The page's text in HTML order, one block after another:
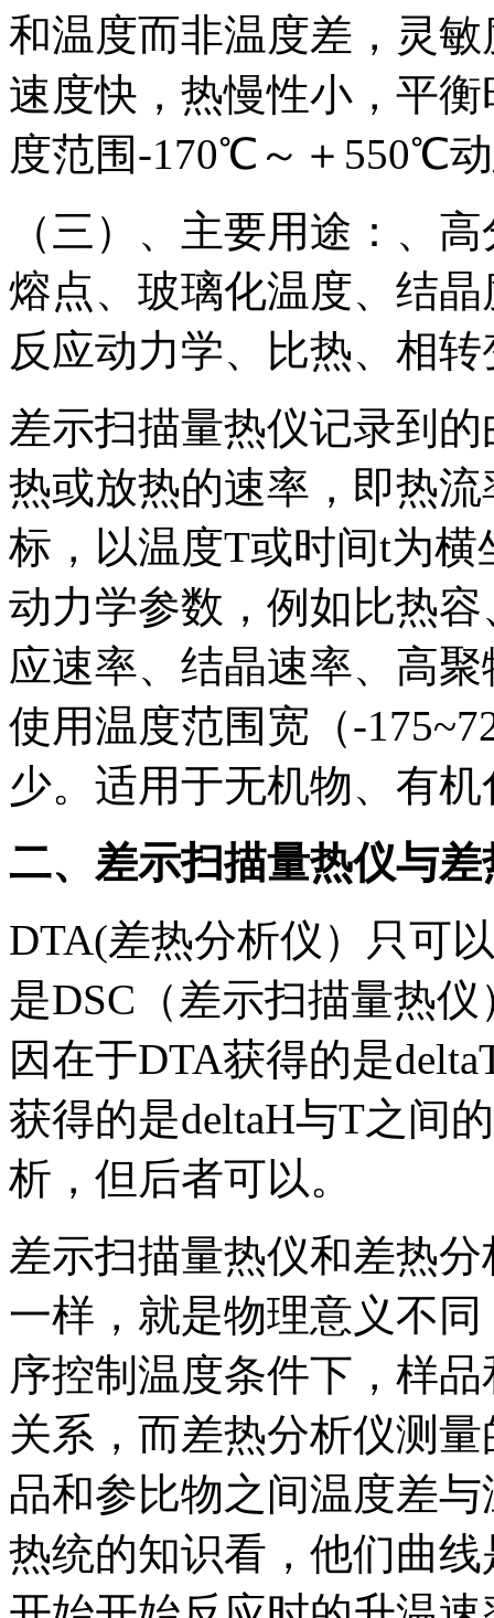
和温度而非温度差，灵
速度快，热慢性小，平
度范围-170℃～＋550℃
（三）、主要用途：、
熔点、玻璃化温度、结
反应动力学、比热、相
差示扫描量热仪记录到
热或放热的速率，即热
标，以温度T或时间t为
动力学参数，例如比热
应速率、结晶速率、高
使用温度范围宽（-
少。适用于无机物、有
二、差示扫描量热仪与
DTA(差热分析仪）只可
是DSC（差示扫描量热
因在于DTA获得的是
获得的是deltaH与T之间
析，但后者可以。
差示扫描量热仪和差热
一样，就是物理意义不
序控制温度条件下，样
关系，而差热分析仪测
品和参比物之间温度差
热统的知识看，他们曲